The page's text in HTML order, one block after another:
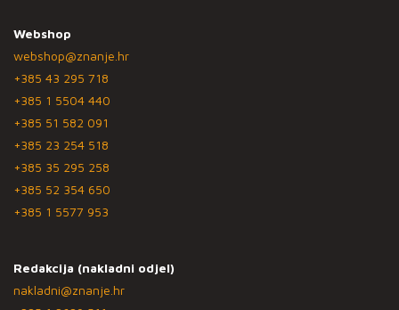
Webshop
webshop@znanje.hr
+385 43 295 718
+385 1 5504 440
+385 51 582 091
+385 23 254 518
+385 35 295 258
+385 52 354 650
+385 1 5577 953
Redakcija (nakladni odjel)
nakladni@znanje.hr